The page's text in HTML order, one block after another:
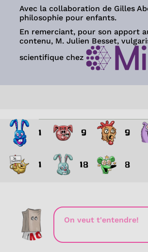
Avec la collaboration de Gilles
philosophie pour enfants.
En remerciant, pour son apport
contenu, M. Julien Besset,
scientifique chez
1 9 9
1 18 8